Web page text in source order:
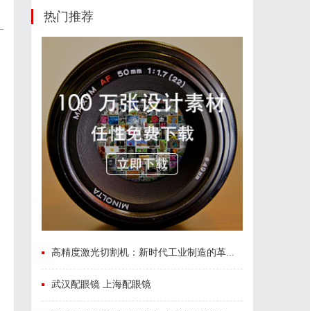
热门推荐
高精度激光切割机：新时代工业制造的革命者
武汉配眼镜 上海配眼镜